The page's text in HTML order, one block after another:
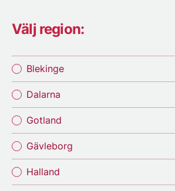
Välj region:
Blekinge
Dalarna
Gotland
Gävleborg
Halland